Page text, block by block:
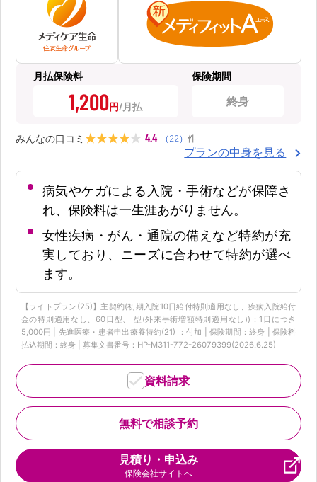
月払保険料
1,200円
保険期間
終身
みんなの口コミ 4.4 （ 22） 件
プランの中身を見る
病気やケガによる入院・手術などが保障さ
れ、保険料は一生涯あがりません。
女性疾病・がん・通院の備えなど特約が充
実しており、ニーズに合わせて特約が選べ
ます。
【ライトプラン(25)】主契約(初期入院10日給付特則適用なし、疾病入院給付
金の特則適用なし、60日型、I型(外来手術増額特則適用なし))：1日につき
5,000円 | 先進医療・患者申出療養特約(21) ：付加 | 保険期間：終身 | 保険料
払込期間：終身 | 募集文書番号：HP-M311-772-26079399(2026.6.25)
無料で相談予約
資料請求
見積り・申込み
保険会社サイトへ